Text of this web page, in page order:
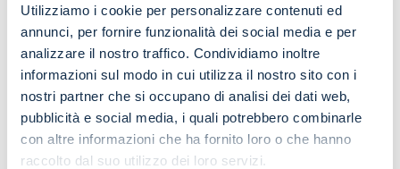
Utilizziamo i cookie per personalizzare contenuti ed
annunci, per fornire funzionalità dei social media e per
analizzare il nostro traffico. Condividiamo inoltre
informazioni sul modo in cui utilizza il nostro sito con i
nostri partner che si occupano di analisi dei dati web,
pubblicità e social media, i quali potrebbero combinarle
con altre informazioni che ha fornito loro o che hanno
raccolto dal suo utilizzo dei loro servizi.
Faculty